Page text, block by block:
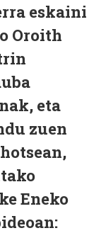
eskaini
Oroith
eta
zuen
Eneko